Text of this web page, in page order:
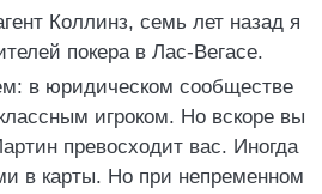
Коллинз, семь лет назад я
покера в Лас-Вегасе.
в юридическом сообществе
игроком. Но вскоре вы
превосходит вас. Иногда
в карты. Но при непременном